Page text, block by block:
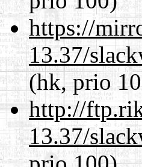
https://
13.37/
(hk, prio
http://
13.37/